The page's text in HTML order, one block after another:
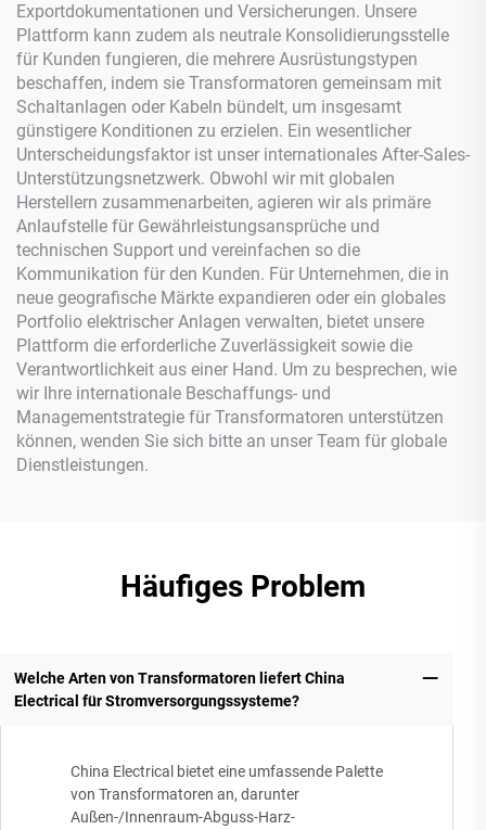
Exportdokumentationen und Versicherungen. Unsere
Plattform kann zudem als neutrale Konsolidierungsstelle
für Kunden fungieren, die mehrere Ausrüstungstypen
beschaffen, indem sie Transformatoren gemeinsam mit
Schaltanlagen oder Kabeln bündelt, um insgesamt
günstigere Konditionen zu erzielen. Ein wesentlicher
Unterscheidungsfaktor ist unser internationales After-Sales-
Unterstützungsnetzwerk. Obwohl wir mit globalen
Herstellern zusammenarbeiten, agieren wir als primäre
Anlaufstelle für Gewährleistungsansprüche und
technischen Support und vereinfachen so die
Kommunikation für den Kunden. Für Unternehmen, die in
neue geografische Märkte expandieren oder ein globales
Portfolio elektrischer Anlagen verwalten, bietet unsere
Plattform die erforderliche Zuverlässigkeit sowie die
Verantwortlichkeit aus einer Hand. Um zu besprechen, wie
wir Ihre internationale Beschaffungs- und
Managementstrategie für Transformatoren unterstützen
können, wenden Sie sich bitte an unser Team für globale
Dienstleistungen.
Häufiges Problem
Welche Arten von Transformatoren liefert China
Electrical für Stromversorgungssysteme?
China Electrical bietet eine umfassende Palette
von Transformatoren an, darunter
Außen-/Innenraum-Abguss-Harz-